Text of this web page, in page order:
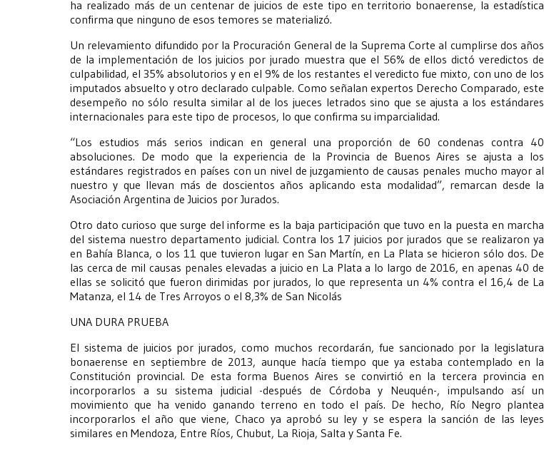
ha realizado más de un centenar de juicios de este tipo en territorio bonaerense, la estadística
confirma que ninguno de esos temores se materializó.
Un relevamiento difundido por la Procuración General de la Suprema Corte al cumplirse dos años
de la implementación de los juicios por jurado muestra que el 56% de ellos dictó veredictos de
culpabilidad, el 35% absolutorios y en el 9% de los restantes el veredicto fue mixto, con uno de los
imputados absuelto y otro declarado culpable. Como señalan expertos Derecho Comparado, este
desempeño no sólo resulta similar al de los jueces letrados sino que se ajusta a los estándares
internacionales para este tipo de procesos, lo que confirma su imparcialidad.
“Los estudios más serios indican en general una proporción de 60 condenas contra 40
absoluciones. De modo que la experiencia de la Provincia de Buenos Aires se ajusta a los
estándares registrados en países con un nivel de juzgamiento de causas penales mucho mayor al
nuestro y que llevan más de doscientos años aplicando esta modalidad”, remarcan desde la
Asociación Argentina de Juicios por Jurados.
Otro dato curioso que surge del informe es la baja participación que tuvo en la puesta en marcha
del sistema nuestro departamento judicial. Contra los 17 juicios por jurados que se realizaron ya
en Bahía Blanca, o los 11 que tuvieron lugar en San Martín, en La Plata se hicieron sólo dos. De
las cerca de mil causas penales elevadas a juicio en La Plata a lo largo de 2016, en apenas 40 de
ellas se solicitó que fueron dirimidas por jurados, lo que representa un 4% contra el 16,4 de La
Matanza, el 14 de Tres Arroyos o el 8,3% de San Nicolás
UNA DURA PRUEBA
El sistema de juicios por jurados, como muchos recordarán, fue sancionado por la legislatura
bonaerense en septiembre de 2013, aunque hacía tiempo que ya estaba contemplado en la
Constitución provincial. De esta forma Buenos Aires se convirtió en la tercera provincia en
incorporarlos a su sistema judicial -después de Córdoba y Neuquén-, impulsando así un
movimiento que ha venido ganando terreno en todo el país. De hecho, Río Negro plantea
incorporarlos el año que viene, Chaco ya aprobó su ley y se espera la sanción de las leyes
similares en Mendoza, Entre Ríos, Chubut, La Rioja, Salta y Santa Fe.